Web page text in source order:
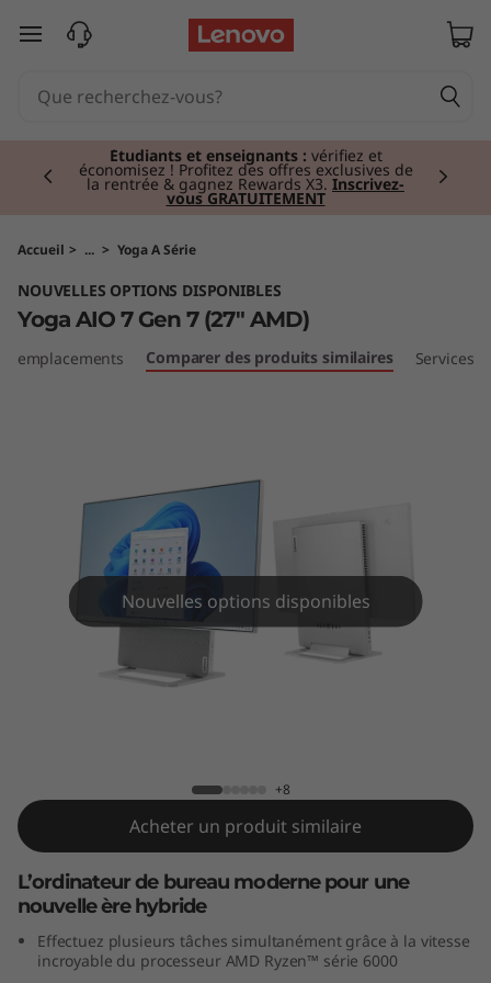
Y
O
7
M
D
passer au contenu principal
Étudiants et enseignants : vérifiez et
économisez ! Profitez des offres exclusives de
la rentrée & gagnez Rewards X3. Inscrivez-
vous GRATUITEMENT
Currently displaying item 2 of 3
Accueil > ... > Yoga A Série
NOUVELLES OPTIONS DISPONIBLES
Yoga AIO 7 Gen 7 (27" AMD)
emplacements Comparer des produits similaires Services
Nouvelles options disponibles
+8
Acheter un produit similaire
L’ordinateur de bureau moderne pour une
nouvelle ère hybride
Effectuez plusieurs tâches simultanément grâce à la vitesse
incroyable du processeur AMD Ryzen™ série 6000